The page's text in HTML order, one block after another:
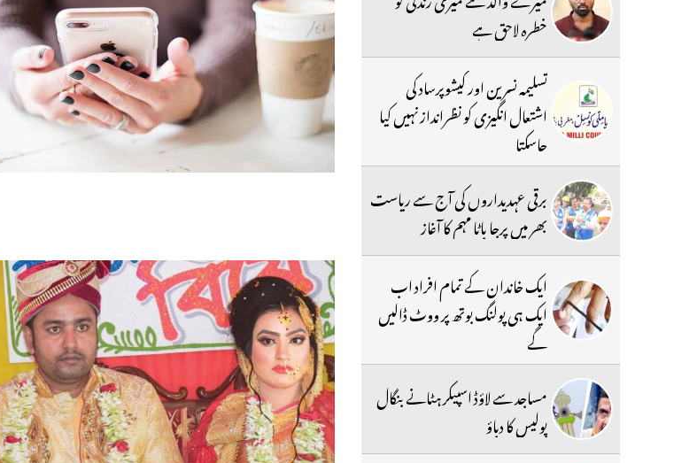
خطرہ لاحق ہے
تسلیمہ نسرین اور کیشوپرساد کی
اشتعال انگیزی کو نظرانداز نہیں کیا
جاسکتا
برقی عہدیداروں کی آج سے ریاست
بھر میں پرجا باٹا مہم کا آغاز
ایک خاندان کے تمام افراد اب
ایک ہی پولنگ بوتھ پر ووٹ ڈالیں
گے
مساجد سے لاؤڈ اسپیکر ہٹانے بنگال
پولیس کا دباؤ